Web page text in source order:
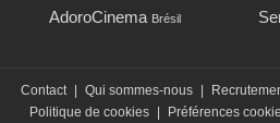
AdoroCinema Brésil
Contact Qui sommes-nous
Politique de cookies
Préférences